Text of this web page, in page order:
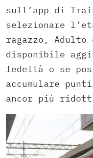
sull’app di
selezionare
ragazzo,
disponibile
fedeltà o se
accumulare
ancor più